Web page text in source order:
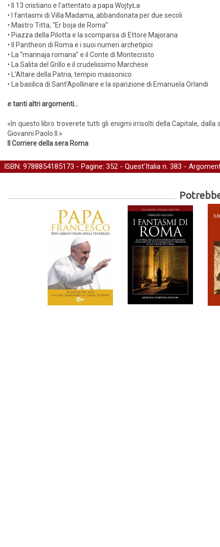
• Il 13 cristiano e l’attentato a papa WojtyŁa
• I fantasmi di Villa Madama, abbandonata per due secoli
• Mastro Titta, “Er boja de Roma”
• Piazza della Pilotta e la scomparsa di Ettore Majorana
• Il Pantheon di Roma e i suoi numeri archetipici
• La “mannaja romana” e il Conte di Montecristo
• La Salita del Grillo e il crudelissimo Marchese
• L’Altare della Patria, tempio massonico
• La basilica di Sant’Apollinare e la sparizione di Emanuela Orlandi
e tanti altri argomenti...
«In questo libro troverete tutti gli enigmi irrisolti della Capitale,
Giovanni Paolo II.»
Il Corriere della sera Roma
ISBN: 9788854185173 - Pagine: 352 - Quest'Italia n. 383 -